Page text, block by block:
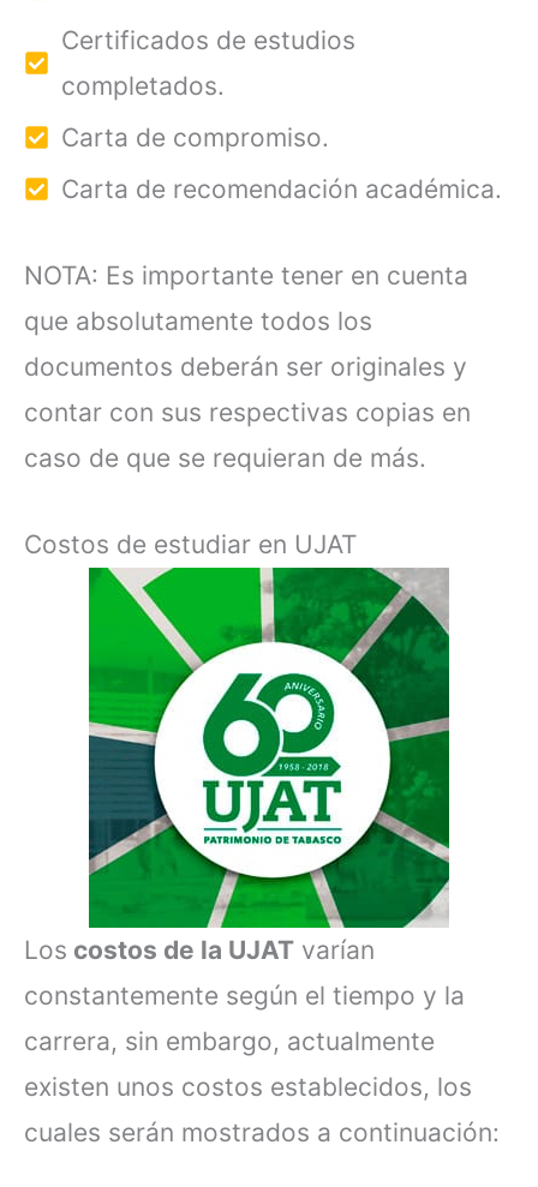
Certificados de estudios
completados.
Carta de compromiso.
Carta de recomendación académica.
NOTA: Es importante tener en cuenta
que absolutamente todos los
documentos deberán ser originales y
contar con sus respectivas copias en
caso de que se requieran de más.
Costos de estudiar en UJAT
Los costos de la UJAT varían
constantemente según el tiempo y la
carrera, sin embargo, actualmente
existen unos costos establecidos, los
cuales serán mostrados a continuación: